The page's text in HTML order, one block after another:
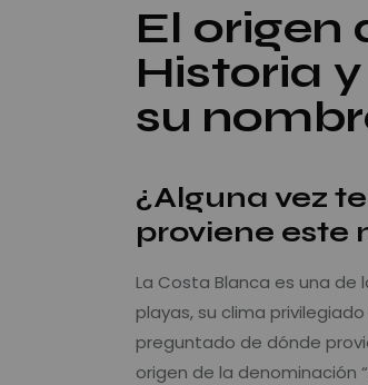
El origen
Historia
su
¿Alguna vez
proviene este
La Costa Blanca es una de
playas, su clima
preguntado de dónde
origen de la denominación